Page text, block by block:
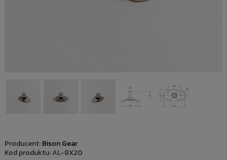
Producent:Bison Gear
Kod produktu:AL-8X20